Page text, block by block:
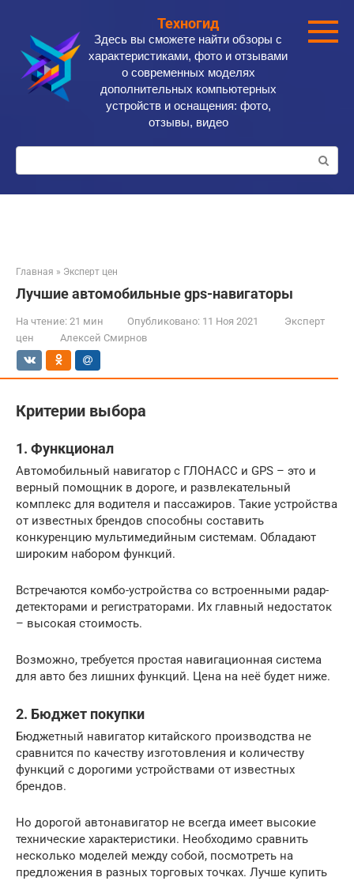
контенту
Техногид
Здесь вы сможете найти обзоры с
характеристиками, фото и отзывами
о современных моделях
дополнительных компьютерных
устройств и оснащения: фото,
отзывы, видео
Поиск:
Главная » Эксперт цен
Лучшие автомобильные gps-навигаторы
На чтение: 21 мин Опубликовано: 11 Ноя 2021
Эксперт
цен
Алексей Смирнов
Критерии выбора
1. Функционал
Автомобильный навигатор с ГЛОНАСС и GPS – это и
верный помощник в дороге, и развлекательный
комплекс для водителя и пассажиров. Такие устройства
от известных брендов способны составить
конкуренцию мультимедийным системам. Обладают
широким набором функций.
Встречаются комбо-устройства со встроенными радар-
детекторами и регистраторами. Их главный недостаток
– высокая стоимость.
Возможно, требуется простая навигационная система
для авто без лишних функций. Цена на неё будет ниже.
2. Бюджет покупки
Бюджетный навигатор китайского производства не
сравнится по качеству изготовления и количеству
функций с дорогими устройствами от известных
брендов.
Но дорогой автонавигатор не всегда имеет высокие
технические характеристики. Необходимо сравнить
несколько моделей между собой, посмотреть на
предложения в разных торговых точках. Лучше купить